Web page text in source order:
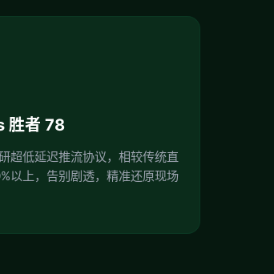
胜者 78
超低延迟推流协议，相较传统直
以上，告别剧透，精准还原现场